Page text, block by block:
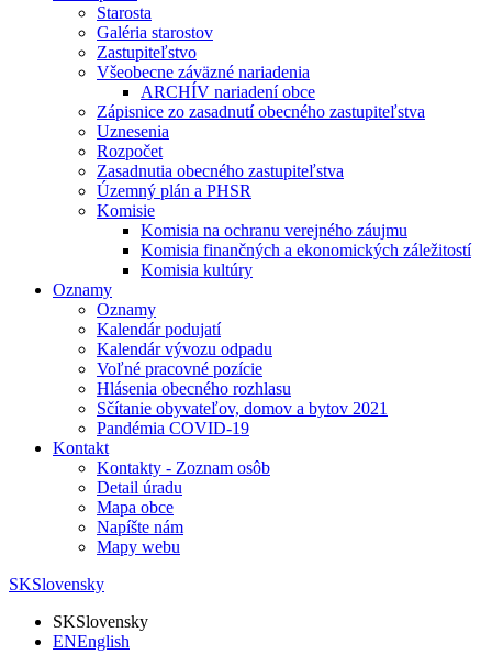
Starosta
Galéria starostov
Zastupiteľstvo
Všeobecne záväzné nariadenia
ARCHÍV nariadení obce
Zápisnice zo zasadnutí obecného zastupiteľstva
Uznesenia
Rozpočet
Zasadnutia obecného zastupiteľstva
Územný plán a PHSR
Komisie
Komisia na ochranu verejného záujmu
Komisia finančných a ekonomických záležitostí
Komisia kultúry
Oznamy
Oznamy
Kalendár podujatí
Kalendár vývozu odpadu
Voľné pracovné pozície
Hlásenia obecného rozhlasu
Sčítanie obyvateľov, domov a bytov 2021
Pandémia COVID-19
Kontakt
Kontakty - Zoznam osôb
Detail úradu
Mapa obce
Napíšte nám
Mapy webu
SKSlovensky
SKSlovensky
ENEnglish